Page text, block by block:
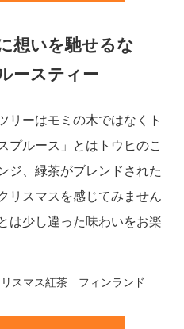
想いを馳せるな
ースティー
リーはモミの木ではなくト
プルース」とはトウヒのこ
ジ、緑茶がブレンドされた
リスマスを感じてみません
は少し違った味わいをお楽